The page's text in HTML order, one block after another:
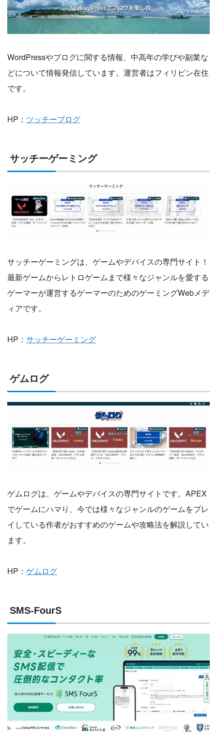
WordPressやブログに関する情報、中高年の学びや副業な
どについて情報発信しています。運営者はフィリピン在住
です。
HP： ツッチーブログ
サッチーゲーミング
サッチーゲーミングは、ゲームやデバイスの専門サイト！
最新ゲームからレトロゲームまで様々なジャンルを愛する
ゲーマーが運営するゲーマーのためのゲーミングWebメデ
ィアです。
HP： サッチーゲーミング
ゲムログ
ゲムログは、ゲームやデバイスの専門サイトです。APEX
でゲームにハマり、今では様々なジャンルのゲームをプレ
イしている作者がおすすめのゲームや攻略法を解説してい
ます。
HP： ゲムログ
SMS-FourS